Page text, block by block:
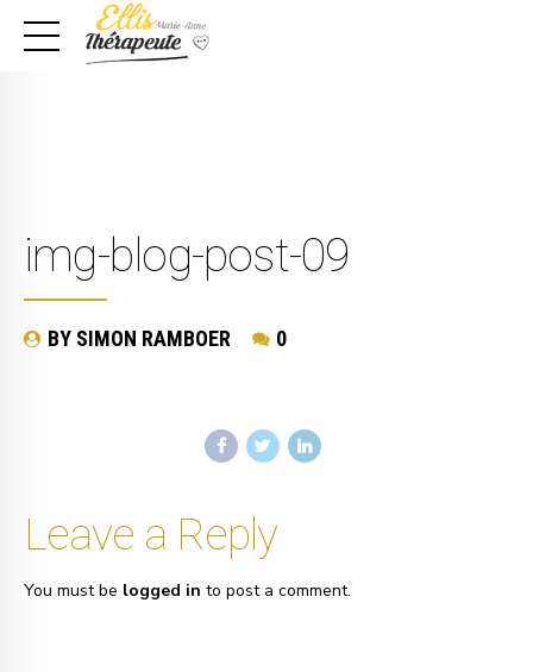
img-blog-post-09
BY SIMON RAMBOER 0
Leave a Reply
You must be logged in to post a comment.